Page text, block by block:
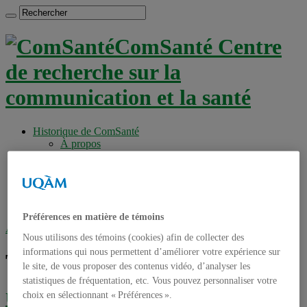
ComSanté Centre
de recherche sur la
communication et la santé
Historique de ComSanté
À propos
Chercheurs réguliers
Accueil
Tag archives :carnet-synthèse
Un carnet-synthèse sur les méthodes de
Préférences en matière de témoins
Nous utilisons des témoins (cookies) afin de collecter des
informations qui nous permettent d’améliorer votre expérience sur
le site, de vous proposer des contenus vidéo, d’analyser les
statistiques de fréquentation, etc. Vous pouvez personnaliser votre
choix en sélectionnant « Préférences ».